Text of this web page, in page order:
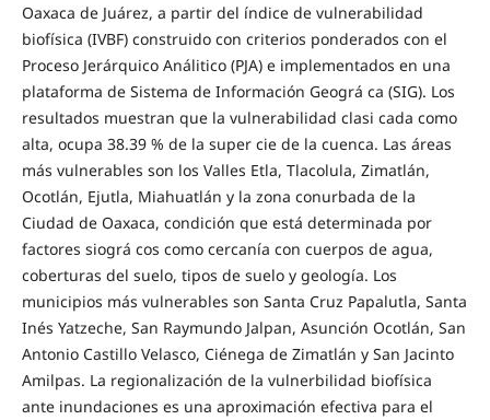
Oaxaca de Juárez, a partir del índice de vulnerabilidad
biofísica (IVBF) construido con criterios ponderados con el
Proceso Jerárquico Análitico (PJA) e implementados en una
plataforma de Sistema de Información Geográ ca (SIG). Los
resultados muestran que la vulnerabilidad clasi cada como
alta, ocupa 38.39 % de la super cie de la cuenca. Las áreas
más vulnerables son los Valles Etla, Tlacolula, Zimatlán,
Ocotlán, Ejutla, Miahuatlán y la zona conurbada de la
Ciudad de Oaxaca, condición que está determinada por
factores siográ cos como cercanía con cuerpos de agua,
coberturas del suelo, tipos de suelo y geología. Los
municipios más vulnerables son Santa Cruz Papalutla, Santa
Inés Yatzeche, San Raymundo Jalpan, Asunción Ocotlán, San
Antonio Castillo Velasco, Ciénega de Zimatlán y San Jacinto
Amilpas. La regionalización de la vulnerbilidad biofísica
ante inundaciones es una aproximación efectiva para el